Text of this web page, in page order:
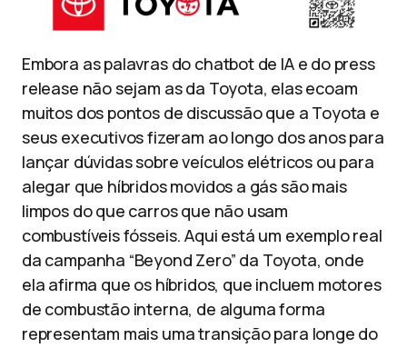
Embora as palavras do chatbot de IA e do press
release não sejam as da Toyota, elas ecoam
muitos dos pontos de discussão que a Toyota e
seus executivos fizeram ao longo dos anos para
lançar dúvidas sobre veículos elétricos ou para
alegar que híbridos movidos a gás são mais
limpos do que carros que não usam
combustíveis fósseis. Aqui está um exemplo real
da campanha “Beyond Zero” da Toyota, onde
ela afirma que os híbridos, que incluem motores
de combustão interna, de alguma forma
representam mais uma transição para longe do